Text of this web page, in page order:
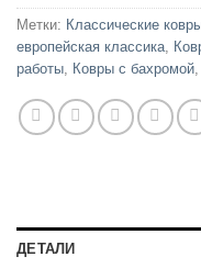
Метки: Классические
европейская классика
работы Ковры с бахромой
ДЕТАЛИ